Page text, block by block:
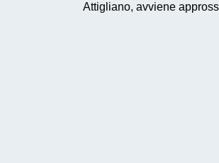
Attigliano, avviene